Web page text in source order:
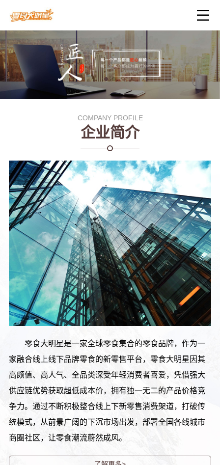
COMPANY PROFILE
企业简介
零食大明星是一家全球零食集合的零食品牌，作为一
家融合线上线下品牌零食的新零售平台，零食大明星因其
高颇值、高人气、全品类深受年轻消费者喜爱，凭借强大
供应链优势获取超低成本价，拥有独一无二的产品价格竞
争力。通过不断积极整合线上下新零售消费架道，打破传
统模式，从前景广阔的下沉市场出发，部署全国各线城市
商圈社区，让零食潮流蔚然成风。